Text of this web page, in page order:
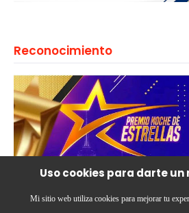
Reconocimiento
Uso cookies para darte un
Mi sitio web utiliza cookies para mejorar tu